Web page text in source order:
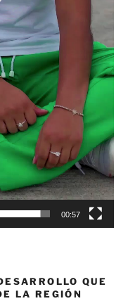
00:57
QUE
LA REGIÓN